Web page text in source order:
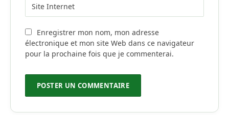
Enregistrer mon nom, mon adresse
électronique et mon site Web dans ce navigateur
pour la prochaine fois que je commenterai.